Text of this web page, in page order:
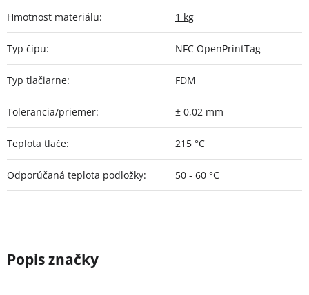
Hmotnosť materiálu: 1 kg
Typ čipu: NFC OpenPrintTag
Typ tlačiarne: FDM
Tolerancia/priemer: ± 0,02 mm
Teplota tlače: 215 °C
Odporúčaná teplota podložky: 50 - 60 °C